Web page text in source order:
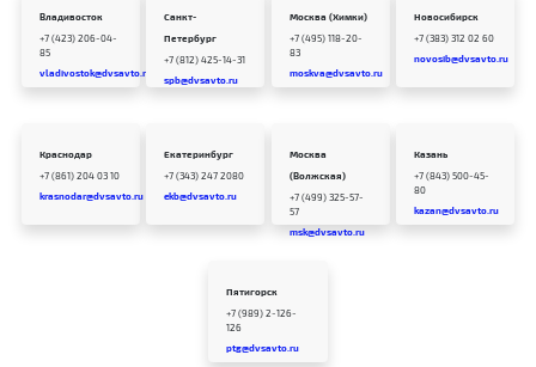
Владивосток
+7 (423) 206-04-
85
vladivostok@dvsavto.ru
Санкт-
Петербург
+7 (812) 425-14-31
spb@dvsavto.ru
Москва (Химки)
+7 (495) 118-20-
83
moskva@dvsavto.ru
Новосибирск
+7 (383) 312 02 60
novosib@dvsavto.ru
Краснодар
+7 (861) 204 03 10
krasnodar@dvsavto.ru
Екатеринбург
+7 (343) 247 2080
ekb@dvsavto.ru
Москва
(Волжская)
+7 (499) 325-57-
57
msk@dvsavto.ru
Казань
+7 (843) 500-45-
80
kazan@dvsavto.ru
Пятигорск
+7 (989) 2-126-
126
ptg@dvsavto.ru